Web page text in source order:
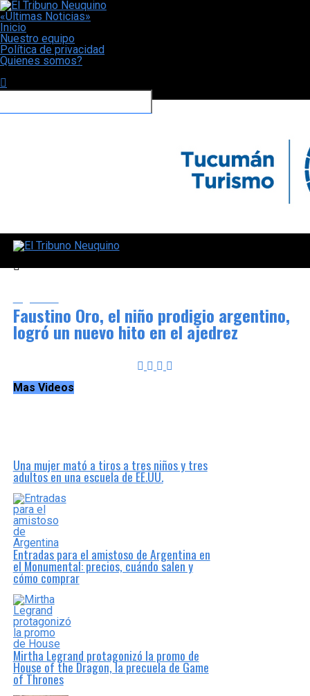
«Últimas Noticias»
Inicio
Nuestro equipo
Política de privacidad
Quienes somos?
Faustino Oro, el niño prodigio argentino,
logró un nuevo hito en el ajedrez
Mas Videos
Una mujer mató a tiros a tres niños y tres
adultos en una escuela de EE.UU.
Entradas para el amistoso de Argentina en
el Monumental: precios, cuándo salen y
cómo comprar
Mirtha Legrand protagonizó la promo de
House of the Dragon, la precuela de Game
of Thrones